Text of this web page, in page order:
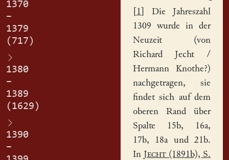
1370
–
1379
(717)
1380
–
1389
(1629)
1390
–
1
] Die Jahreszahl
1309 wurde in der
Neuzeit (von
Richard Jecht /
HermannKnothe?)
nachgetragen, sie
findet sich auf dem
oberen Rand über
Spalte 15b, 16a,
17b, 18a und 21b.
In Jecht(1891b), S.